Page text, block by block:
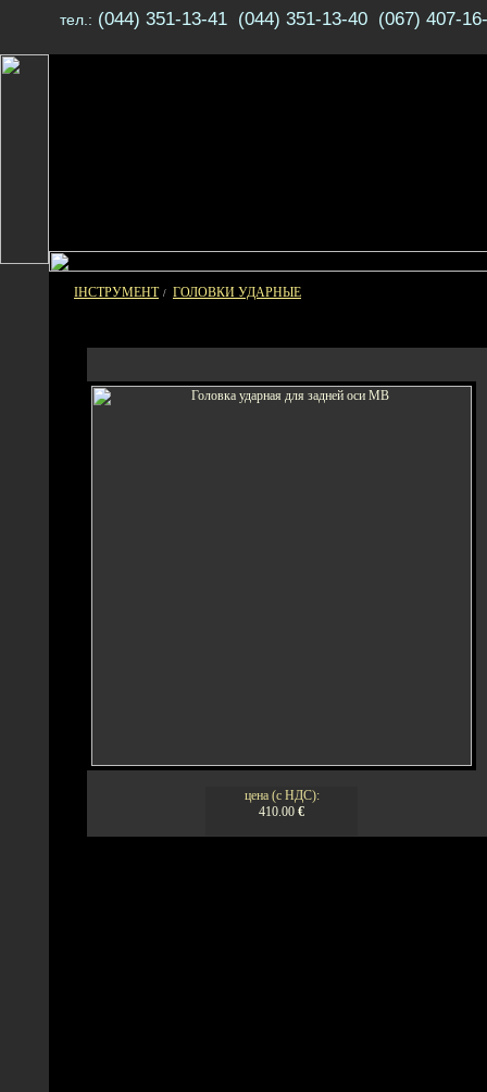
тел.: (044) 351-13-41 (044) 351-13-40 (067) 407-
ІНСТРУМЕНТ / ГОЛОВКИ УДАРНЫЕ
цена (с НДС):
410.00 €